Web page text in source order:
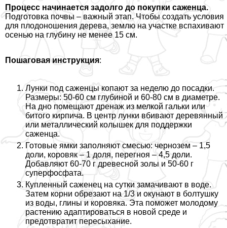
Процесс начинается задолго до покупки саженца.
Подготовка почвы – важный этап. Чтобы создать условия
для плодоношения дерева, землю на участке вспахивают
осенью на глубину не менее 15 см.
Пошаговая инструкция:
Лунки под саженцы копают за неделю до посадки.
Размеры: 50-60 см глубиной и 60-80 см в диаметре.
На дно помещают дренаж из мелкой гальки или
битого кирпича. В центр лунки вбивают деревянный
или металлический колышек для поддержки
саженца.
Готовые ямки заполняют смесью: чернозем – 1,5
доли, коровяк – 1 доля, перегноя – 4,5 доли.
Добавляют 60-70 г древесной золы и 50-60 г
суперфосфата.
Купленный саженец на сутки замачивают в воде.
Затем корни обрезают на 1/3 и окунают в болтушку
из воды, глины и коровяка. Эта поможет молодому
растению адаптироваться в новой среде и
предотвратит пересыхание.